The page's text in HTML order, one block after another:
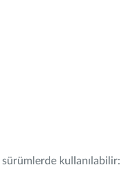
sürümlerde kullanılabilir: